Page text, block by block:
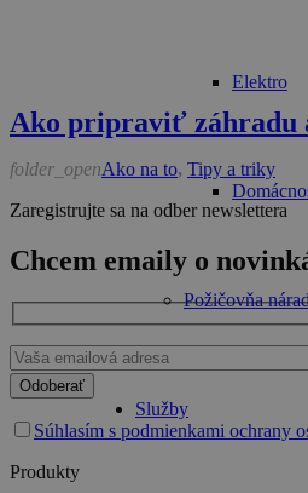
Elektro
Požičovňa
Služby
Ako pripraviť záhradu
folder_openAko na to, Tipy a triky
Zaregistrujte sa na odber newslettera
Chcem emaily o
Please
leave
this
empty.
Súhlasím s podmienkami ochrany
Produkty